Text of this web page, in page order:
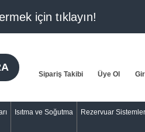
için tıklayın!
Sipariş Takibi Üye Ol
Isıtma ve Soğutma Rezervuar